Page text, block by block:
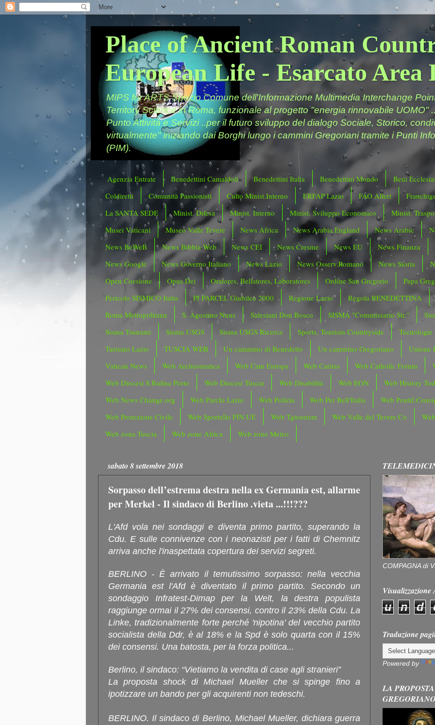
Place of Ancient Roman
European Life - Esarcato Area
MIPS for ARTS Spazio Comune dell'Informazione Multimedia Interchange
Territory Science in Roma, funzionale al progetto "energia rinnovabile UOMO"
Punto Attività e Servizi ..per il futuro sviluppo del dialogo Sociale, Storico,
virtualmente" iniziando dai Borghi lungo i cammini Gregoriani tramite i Punti
(PIM).
Agenzia Entrate Benedettini Camaldoli Benedettini Italia Benedettini Mondo
Beni
Coldiretti
Comunità Passionisti Culto Minist.Interno ERFAP Lazio FAO Allert
La SANTA SEDE
Minist. Difesa Minist. Interno Minist. Sviluppo Economico
Minist.
Musei Vaticani
Museo Valle Tevere News Africa News Arabia England News Arabic
News BeWeB
News Bibbia Web News CEI News Cresme News EU
News Finanza
News Google
News Governo Italiano News Lazio News Osserv.Romano News Storia
Open Coesione
Opus Dei Oratores, Bellatores, Laboratores Ordine San Gregorio
Papa
Pericolo SISMICO Italia
PJ PARCEL Giubileo 2000 Regione Lazio
Regola BENEDETTINA
Roma Metropolitana
S. Agostino Nuns Salesiani Don Bosco SISMA "Commissario Str."
Sisma Tsunami
Sisma USGS Sisma USGS Ricerca Sports, Tourism Countryside
Tecnologie
Turismo Lazio
TUSCIA WEB Un cammino di Benedetto Un cammino Gregoriano
Unione
Vatican News
Web Archeomatica Web Cam Europa Web Caritas Web Catholic Forum
Web Diocesi S.Rufina Porto
Web Diocesi Tuscia Web Disabilità Web EON
Web History
Web News Change.org
Web Parchi Lazio Web Polizia Web Per Bell'Italia
Web
Web Protezione Civile
Web Sportello FIN.UE Web Tgtourism Web Valle del Tevere Co
Web zona Tuscia
Web zone Africa Web zone Meteo
sabato 8 settembre 2018
Sorpasso dell’estrema destra nella ex Germania est, allarme
per Merkel - Il sindaco di Berlino .vieta ...!!!???
L'Afd vola nei sondaggi e diventa primo partito, superando la
Cdu. E sulle connivenze con i neonazisti per i fatti di Chemnitz
arriva anche l'inaspettata copertura dei servizi segreti.
BERLINO - È arrivato il temutissimo sorpasso: nella vecchia
Germania est l'Afd è diventato il primo partito. Secondo un
sondaggio Infratest-Dimap per la Welt, la destra populista
raggiunge ormai il 27% dei consensi, contro il 23% della Cdu. La
Linke, tradizionalmente forte perché 'nipotina' del vecchio partito
socialista della Ddr, è al 18% e la Spd è solo quarta con il 15%
dei consensi. Una batosta, per la forza politica...
Berlino, il sindaco: “Vietiamo la vendita di case agli stranieri”
La proposta shock di Michael Mueller che si spinge fino a
ipotizzare un bando per gli acquirenti non tedeschi.
BERLINO. Il sindaco di Berlino, Michael Mueller, dichiara guerra
COMPAGNA di
u n d
Traduzione
Powered by
LA